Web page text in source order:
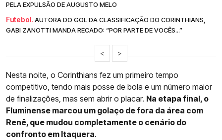
PELA EXPULSÃO DE AUGUSTO MELO
Futebol. AUTORA DO GOL DA CLASSIFICAÇÃO DO CORINTHIANS,
GABI ZANOTTI MANDA RECADO: “POR PARTE DE VOCÊS...”
< >
Nesta noite, o Corinthians fez um primeiro tempo
competitivo, tendo mais posse de bola e um número maior
de finalizações, mas sem abrir o placar. Na etapa final, o
Fluminense marcou um golaço de fora da área com
Renê, que mudou completamente o cenário do
confronto em Itaquera.